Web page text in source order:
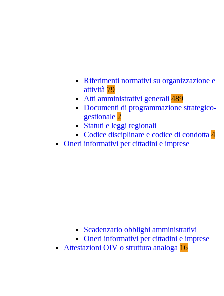
Riferimenti normativi su organizzazione e
attività 79
Atti amministrativi generali 489
Documenti di programmazione strategico-
gestionale 2
Statuti e leggi regionali
Codice disciplinare e codice di condotta 4
Oneri informativi per cittadini e imprese
Scadenzario obblighi amministrativi
Oneri informativi per cittadini e imprese
Attestazioni OIV o struttura analoga 16